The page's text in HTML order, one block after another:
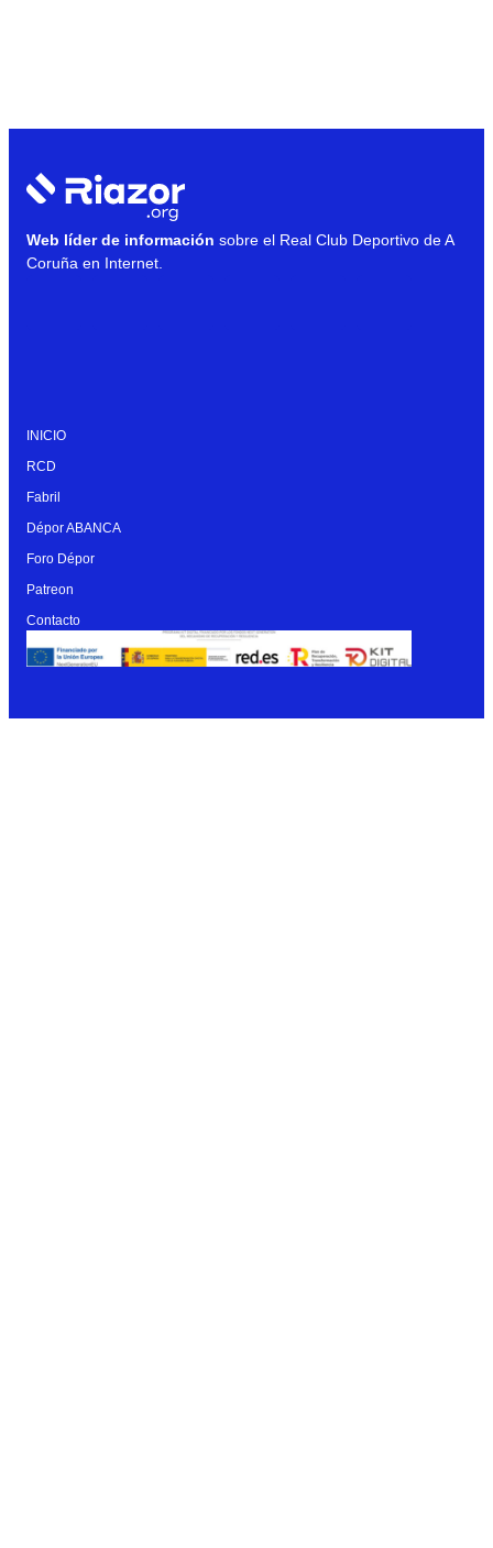
Web líder de información sobre el Real Club Deportivo de A
Coruña en Internet.
INICIO
RCD
Fabril
Dépor ABANCA
Foro Dépor
Patreon
Contacto